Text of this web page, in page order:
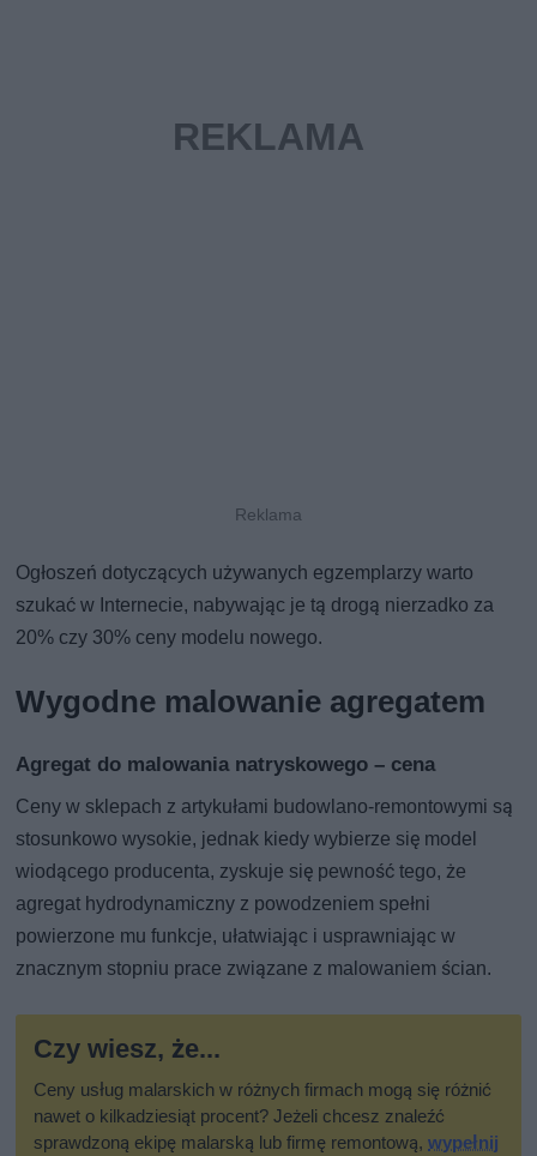
Ogłoszeń dotyczących używanych egzemplarzy warto
szukać w Internecie, nabywając je tą drogą nierzadko za
20% czy 30% ceny modelu nowego.
Wygodne malowanie agregatem
Agregat do malowania natryskowego – cena
Ceny w sklepach z artykułami budowlano-remontowymi są
stosunkowo wysokie, jednak kiedy wybierze się model
wiodącego producenta, zyskuje się pewność tego, że
agregat hydrodynamiczny z powodzeniem spełni
powierzone mu funkcje, ułatwiając i usprawniając w
znacznym stopniu prace związane z malowaniem ścian.
Czy wiesz, że...
Ceny usług malarskich w różnych firmach mogą się różnić
nawet o kilkadziesiąt procent? Jeżeli chcesz znaleźć
sprawdzoną ekipę malarską lub firmę remontową,wypełnij